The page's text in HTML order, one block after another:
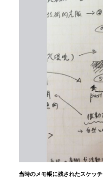
当時のメモ帳に残されたスケッチ